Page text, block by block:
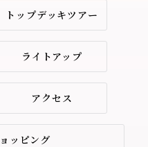
トップデッキツアー
ライトアップ
アクセス
ッピング